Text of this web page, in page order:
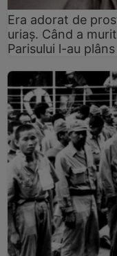
Era adorat de
uriaș. Când a
Parisului l-au plâns